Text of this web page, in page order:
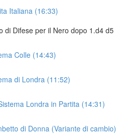
Italiana (16:33)
di Difese per il Nero dopo 1.d4 d5
Colle (14:43)
di Londra (11:52)
Londra in Partita (14:31)
di Donna (Variante di cambio)